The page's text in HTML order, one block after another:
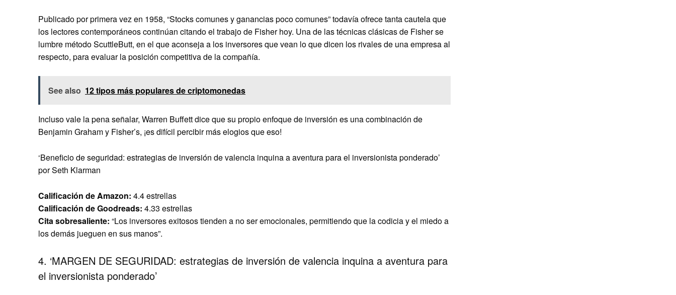
Publicado por primera vez en 1958, “Stocks comunes y ganancias poco comunes” todavía ofrece tanta cautela que
los lectores contemporáneos continúan citando el trabajo de Fisher hoy. Una de las técnicas clásicas de Fisher se
lumbre método ScuttleButt, en el que aconseja a los inversores que vean lo que dicen los rivales de una empresa al
respecto, para evaluar la posición competitiva de la compañía.
See also 12 tipos más populares de criptomonedas
Incluso vale la pena señalar, Warren Buffett dice que su propio enfoque de inversión es una combinación de
Benjamin Graham y Fisher’s, ¡es difícil percibir más elogios que eso!
‘Beneficio de seguridad: estrategias de inversión de valencia inquina a aventura para el inversionista ponderado’
por Seth Klarman
Calificación de Amazon: 4.4 estrellas
Calificación de Goodreads: 4.33 estrellas
Cita sobresaliente: “Los inversores exitosos tienden a no ser emocionales, permitiendo que la codicia y el miedo a
los demás jueguen en sus manos”.
4. ‘MARGEN DE SEGURIDAD: estrategias de inversión de valencia inquina a aventura para
el inversionista ponderado’